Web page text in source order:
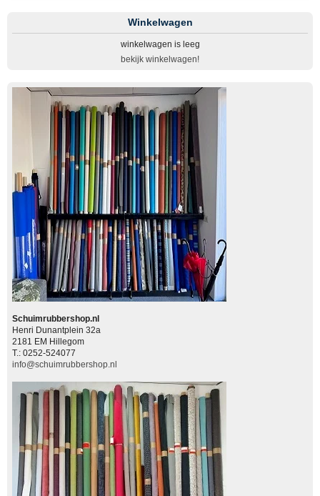
Winkelwagen
winkelwagen is leeg
bekijk winkelwagen!
Schuimrubbershop.nl
Henri Dunantplein 32a
2181 EM Hillegom
T.: 0252-524077
info@schuimrubbershop.nl